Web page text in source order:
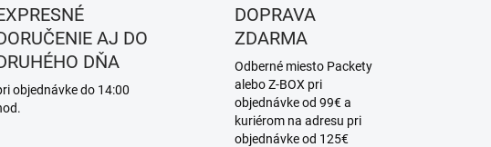
AJ DO
DŇA
objednávke do 14:00
DOPRAVA
ZDARMA
Odberné miesto Packety
alebo Z-BOX pri
objednávke od 99€ a
kuriérom na adresu pri
objednávke od 125€